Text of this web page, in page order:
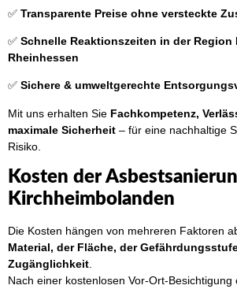
✅ Transparente Preise ohne versteckte
✅ Schnelle Reaktionszeiten in der Region
Rheinhessen
✅ Sichere & umweltgerechte
Mit uns erhalten Sie Fachkompetenz,
maximale Sicherheit – für eine nachhaltige
Risiko.
Kosten der
Kirchheimbolanden
Die Kosten hängen von mehreren Faktoren
Material, der Fläche, der
Zugänglichkeit
Nach einer kostenlosen Vor-Ort-Besichtigung